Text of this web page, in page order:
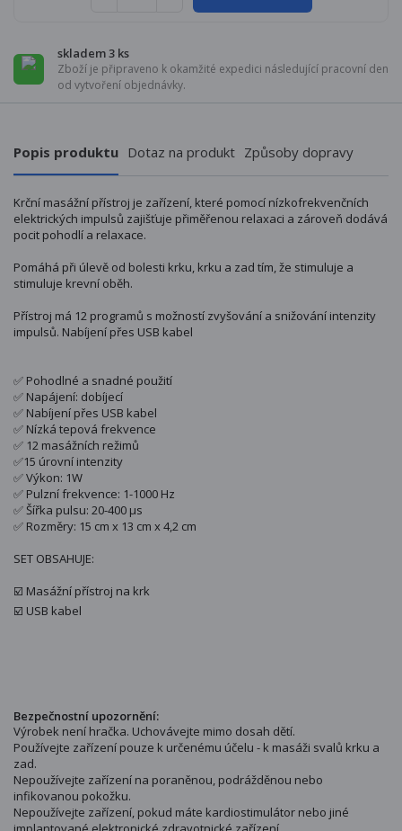
skladem 3 ks
Zboží je připraveno k okamžité expedici následující pracovní den
od vytvoření objednávky.
Popis produktu Dotaz na produkt Způsoby dopravy
Krční masážní přístroj je zařízení, které pomocí nízkofrekvenčních
elektrických impulsů zajišťuje přiměřenou relaxaci a zároveň dodává
pocit pohodlí a relaxace.
Pomáhá při úlevě od bolesti krku, krku a zad tím, že stimuluje a
stimuluje krevní oběh.
Přístroj má 12 programů s možností zvyšování a snižování intenzity
impulsů. Nabíjení přes USB kabel
✅ Pohodlné a snadné použití
✅ Napájení: dobíjecí
✅ Nabíjení přes USB kabel
✅ Nízká tepová frekvence
✅ 12 masážních režimů
✅15 úrovní intenzity
✅ Výkon: 1W
✅ Pulzní frekvence: 1-1000 Hz
✅ Šířka pulsu: 20-400 μs
✅ Rozměry: 15 cm x 13 cm x 4,2 cm
SET OBSAHUJE:
☑️ Masážní přístroj na krk
☑️ USB kabel
Bezpečnostní upozornění:
Výrobek není hračka. Uchovávejte mimo dosah dětí.
Používejte zařízení pouze k určenému účelu - k masáži svalů krku a
zad.
Nepoužívejte zařízení na poraněnou, podrážděnou nebo
infikovanou pokožku.
Nepoužívejte zařízení, pokud máte kardiostimulátor nebo jiné